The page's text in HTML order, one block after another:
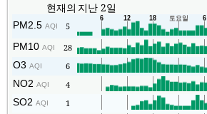
현재의 지난 2일
PM2.5 AQI 5
PM10 AQI 28
O3 AQI 6
NO2 AQI 4
SO2 AQI 1